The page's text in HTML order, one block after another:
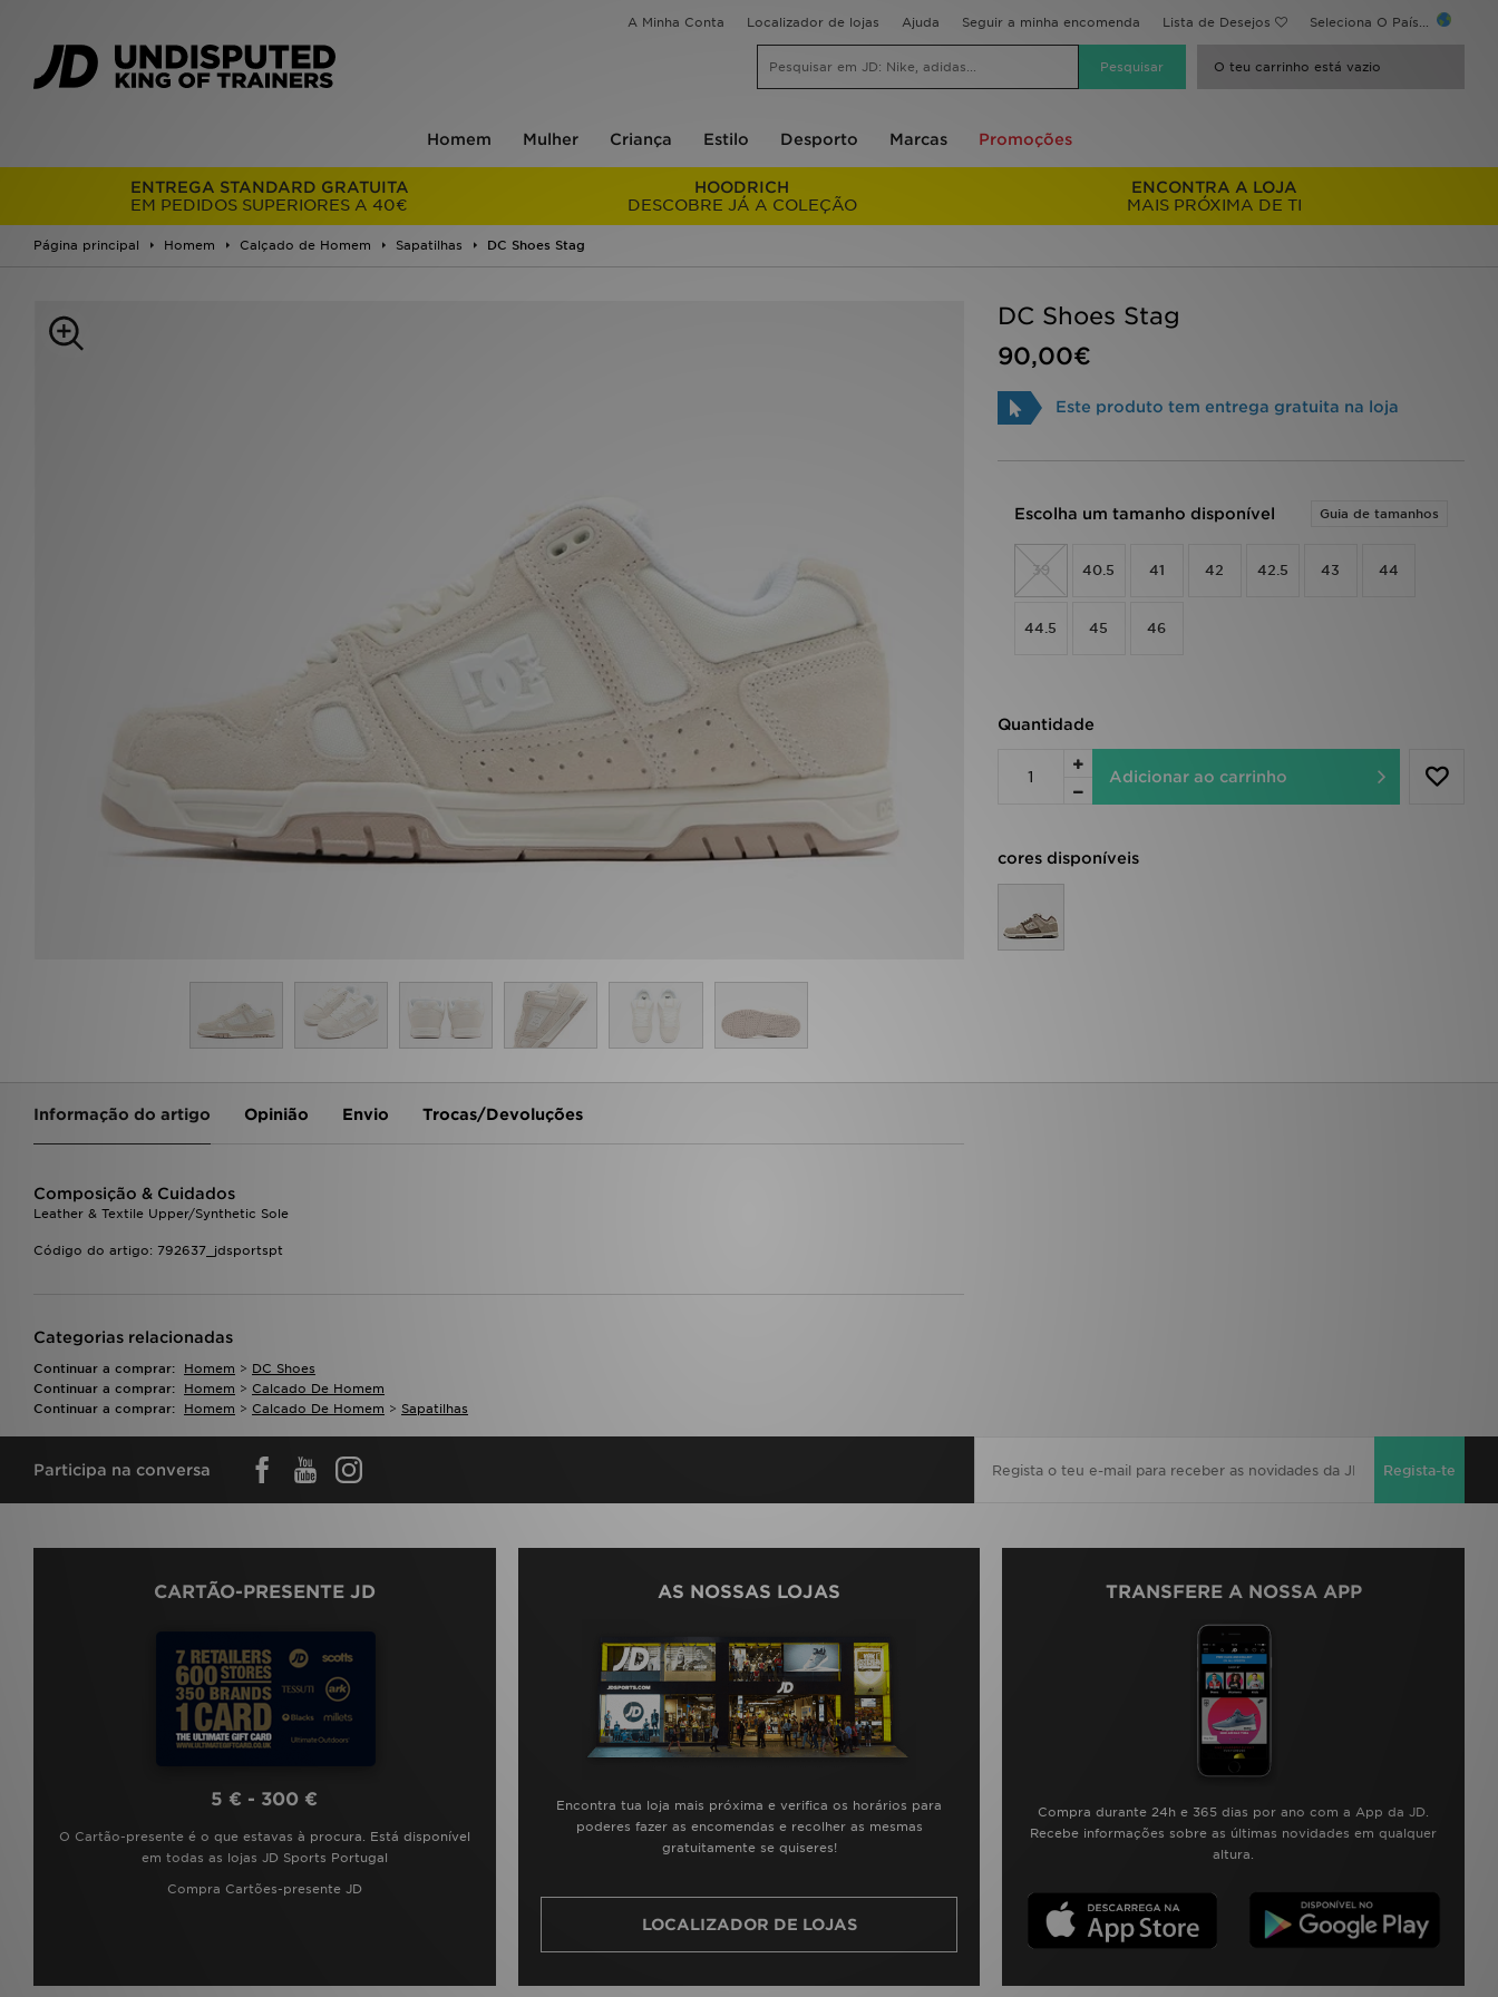
A Minha Conta Localizador de lojas Ajuda Seguir a minha encomenda Lista de Desejos Seleciona O País...
O teu carrinho está vazio
Homem Mulher Criança Estilo Desporto Marcas Promoções
ENTREGA STANDARD GRATUITA
EM PEDIDOS SUPERIORES A 40€
HOODRICH
DESCOBRE JÁ A COLEÇÃO
ENCONTRA A LOJA
MAIS PRÓXIMA DE TI
Página principal Homem Calçado de Homem Sapatilhas DC Shoes Stag
DC Shoes Stag
90,00€
Este produto tem entrega gratuita na loja
Escolha um tamanho disponível Guia de tamanhos
39 40.5 41 42 42.5 43 44
44.5 45 46
Quantidade
Adicionar ao carrinho
cores disponíveis
Informação do artigo Opinião Envio Trocas/Devoluções
Composição & Cuidados
Leather & Textile Upper/Synthetic Sole
Código do artigo: 792637_jdsportspt
Categorias relacionadas
Continuar a comprar: Homem > DC Shoes
Continuar a comprar:
Homem > Calcado De Homem
Continuar a comprar:
Homem > Calcado De Homem > Sapatilhas
Participa na conversa Regista-te
CARTÃO-PRESENTE JD
5 € - 300 €
O Cartão-presente é o que estavas à procura. Está disponível
em todas as lojas JD Sports Portugal
Compra Cartões-presente JD
AS NOSSAS LOJAS
Encontra tua loja mais próxima e verifica os horários para
poderes fazer as encomendas e recolher as mesmas
gratuitamente se quiseres!
LOCALIZADOR DE LOJAS
TRANSFERE A NOSSA APP
Compra durante 24h e 365 dias por ano com a App da JD.
Recebe informações sobre as últimas novidades em qualquer
altura.